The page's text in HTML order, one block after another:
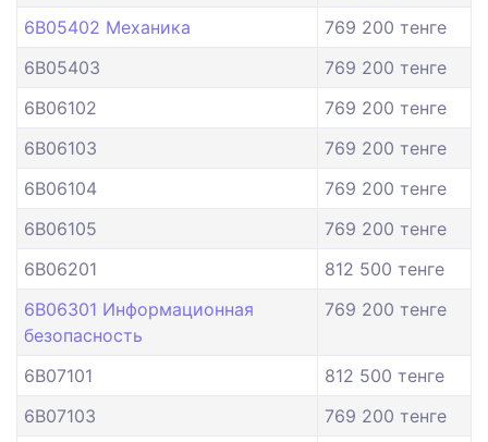
6B05402 Механика
769 200 тенге
6B05403
769 200 тенге
6B06102
769 200 тенге
6B06103
769 200 тенге
6B06104
769 200 тенге
6B06105
769 200 тенге
6B06201
812 500 тенге
6B06301 Информационная
безопасность
769 200 тенге
6B07101
812 500 тенге
6B07103
769 200 тенге